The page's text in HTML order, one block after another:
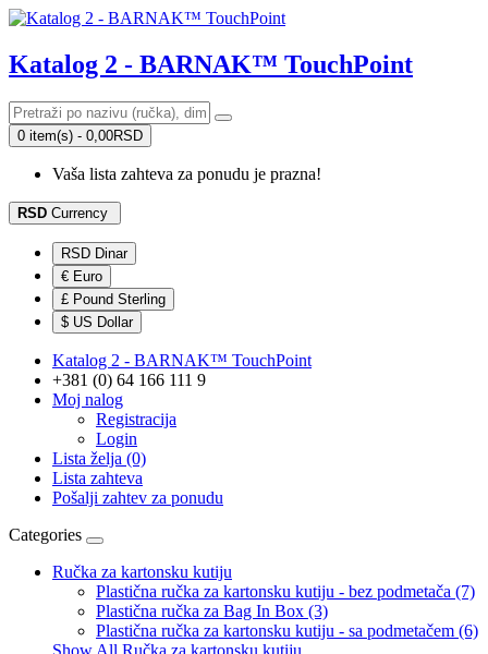
Katalog 2 - BARNAK™ TouchPoint
0 item(s) - 0,00RSD
Vaša lista zahteva za ponudu je prazna!
RSD Currency
RSD Dinar
€ Euro
£ Pound Sterling
$ US Dollar
Katalog 2 - BARNAK™ TouchPoint
+381 (0) 64 166 111 9
Moj nalog
Registracija
Login
Lista želja (0)
Lista zahteva
Pošalji zahtev za ponudu
Categories
Ručka za kartonsku kutiju
Plastična ručka za kartonsku kutiju - bez podmetača (7)
Plastična ručka za Bag In Box (3)
Plastična ručka za kartonsku kutiju - sa podmetačem (6)
Show All Ručka za kartonsku kutiju